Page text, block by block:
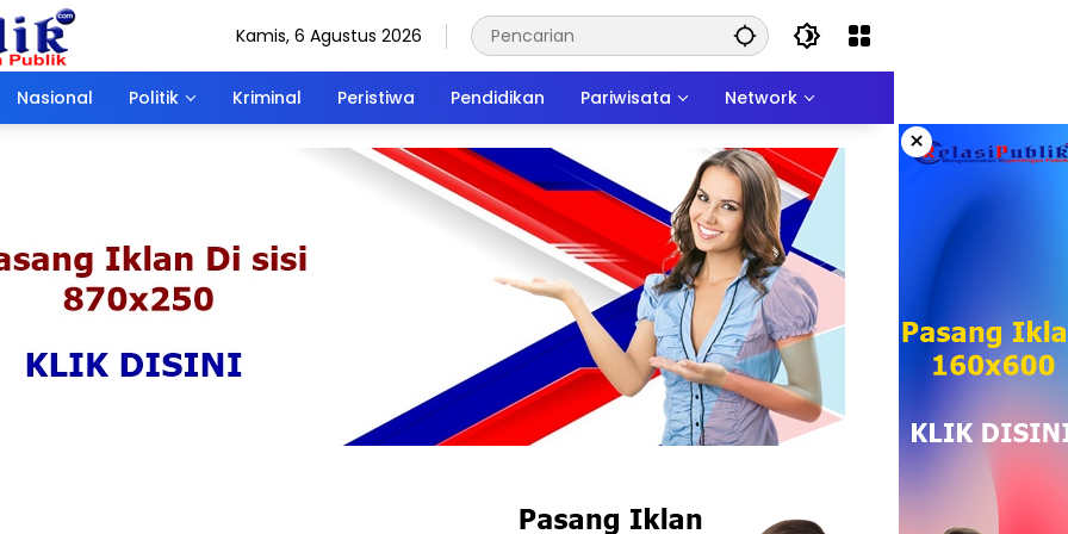
Kamis, 6 Agustus 2026
Nasional Politik Kriminal Peristiwa Pendidikan Pariwisata Network
×